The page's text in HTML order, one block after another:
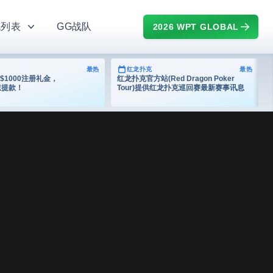
表 GG战队 2026 WPT GLOBAL
最热
注册礼金，
款！
红龙扑克 最热
红龙扑克官方站(Red Dragon Poker
Tour)提供红龙扑克巡回赛最新赛事讯息